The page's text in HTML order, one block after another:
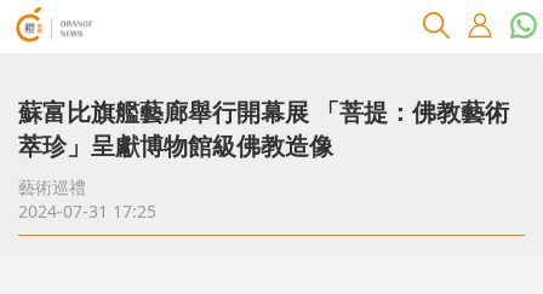
蘇富比旗艦藝廊舉行開幕展 「菩提：佛教藝術
萃珍」呈獻博物館級佛教造像
藝術巡禮
2024-07-31 17:25